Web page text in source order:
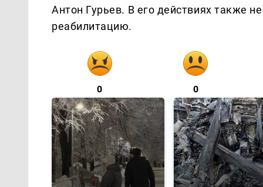
Антон Гурьев. В его действиях также
реабилитацию.
0 0